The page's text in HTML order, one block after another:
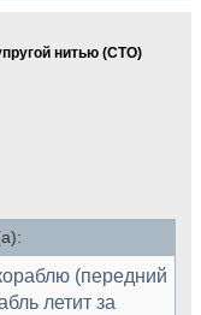
нитью (СТО)
(передний
летит за